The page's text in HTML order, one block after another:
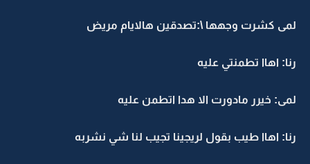
لمى كشرت وجهها \:تصدقين هالايام مريض
رنا: اهاا تطمنتي عليه
لمى: خيرر مادورت الا هدا اتطمن عليه
رنا: اهاا طيب بقول لريجينا تجيب لنا شي نشربه